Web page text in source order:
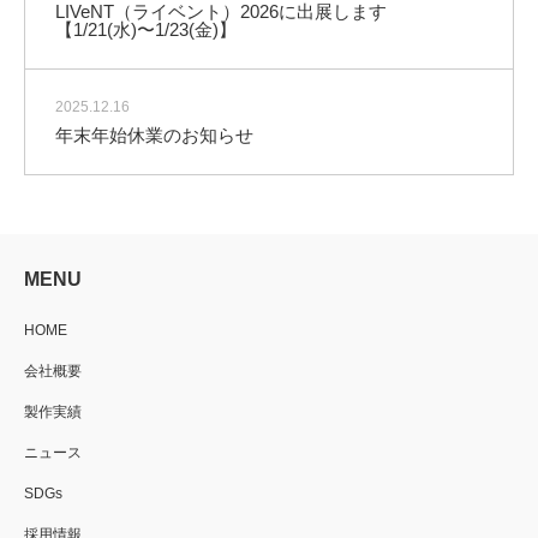
LIVeNT（ライベント）2026に出展します
【1/21(水)〜1/23(金)】
2025.12.16
年末年始休業のお知らせ
MENU
HOME
会社概要
製作実績
ニュース
SDGs